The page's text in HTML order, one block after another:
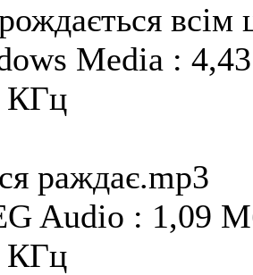
всім
Media :
КГц
раждає.mp3
Audio : 1,09
КГц